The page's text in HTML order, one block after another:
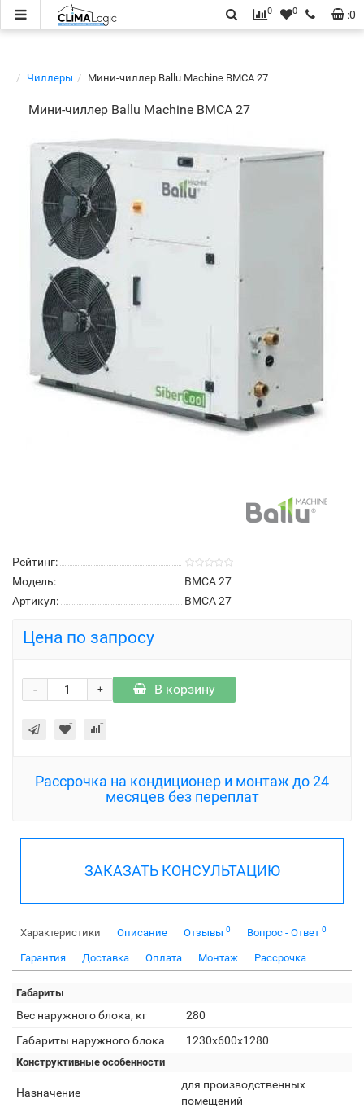
:0
0 0
Чиллеры Мини-чиллер Ballu Machine BMCA 27
Мини-чиллер Ballu Machine BMCA 27
Рейтинг:
Модель:
BMCA 27
Артикул:
BMCA 27
Цена по запросу
+
- В корзину
Рассрочка на кондиционер и монтаж до 24
месяцев без переплат
ЗАКАЗАТЬ КОНСУЛЬТАЦИЮ
Характеристики Описание Отзывы 0 Вопрос - Ответ 0
Гарантия Доставка Оплата Монтаж Рассрочка
Габариты
Вес наружного блока, кг
280
Габариты наружного блока
1230x600x1280
Конструктивные особенности
Назначение
для производственных
помещений